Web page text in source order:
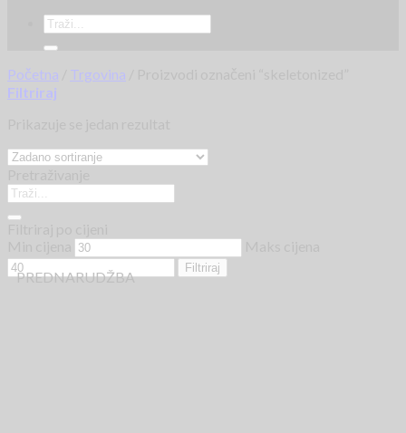
Početna Trgovina
Filtriraj
Filtriraj
PREDNARUDŽBA